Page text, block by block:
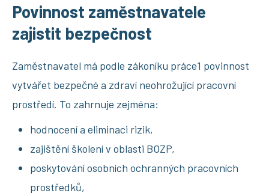
Povinnost zaměstnavatele
zajistit bezpečnost
Zaměstnavatel má podle zákoníku práce1 povinnost
vytvářet bezpečné a zdraví neohrožující pracovní
prostředí. To zahrnuje zejména:
hodnocení a eliminaci rizik,
zajištění školení v oblasti BOZP,
poskytování osobních ochranných pracovních
prostředků,